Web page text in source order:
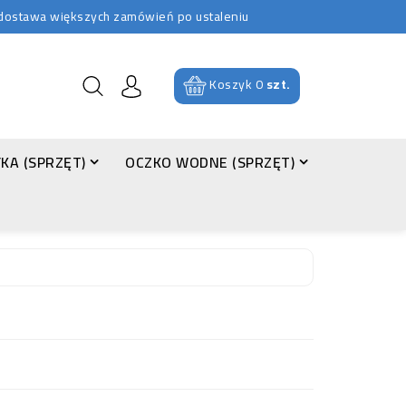
większych zamówień po ustaleniu
Koszyk0szt.
(SPRZĘT)
OCZKO WODNE (SPRZĘT)